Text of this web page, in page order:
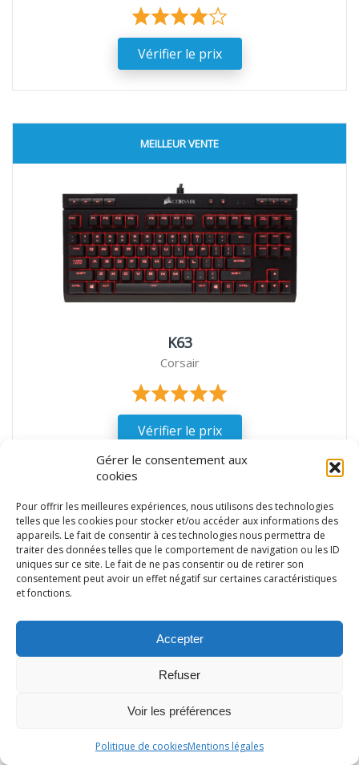
Gérer le consentement aux
cookies
Pour offrir les meilleures expériences, nous utilisons des technologies
telles que les cookies pour stocker et/ou accéder aux informations des
appareils. Le fait de consentir à ces technologies nous permettra de
traiter des données telles que le comportement de navigation ou les ID
uniques sur ce site. Le fait de ne pas consentir ou de retirer son
consentement peut avoir un effet négatif sur certaines caractéristiques
et fonctions.
Accepter
Refuser
Voir les préférences
Politique de cookiesMentions légales
Vérifier le prix
MEILLEUR VENTE
K63
Corsair
Vérifier le prix
COUP DE CŒUR
Keyz CARBON E
G-LAB